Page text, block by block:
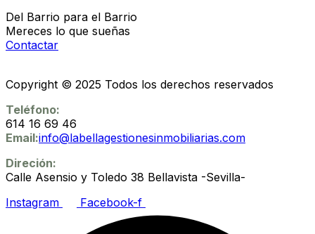
Del Barrio para el Barrio
Mereces lo que sueñas
Contactar
Copyright © 2025 Todos los derechos reservados
Teléfono:
614 16 69 46
Email:info@labellagestionesinmobiliarias.com
Direción:
Calle Asensio y Toledo 38 Bellavista -Sevilla-
Instagram
Facebook-f